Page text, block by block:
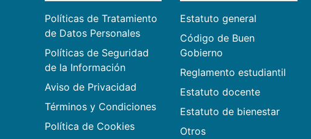
Políticas de Tratamiento
de Datos Personales
Políticas de Seguridad
de la Información
Aviso de Privacidad
Términos y Condiciones
Política de Cookies
Estatuto general
Código de Buen
Gobierno
Reglamento estudiantil
Estatuto docente
Estatuto de bienestar
Otros